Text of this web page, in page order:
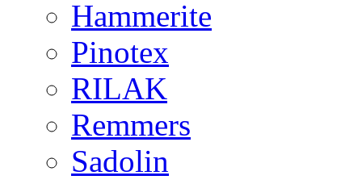
Hammerite
Pinotex
RILAK
Remmers
Sadolin